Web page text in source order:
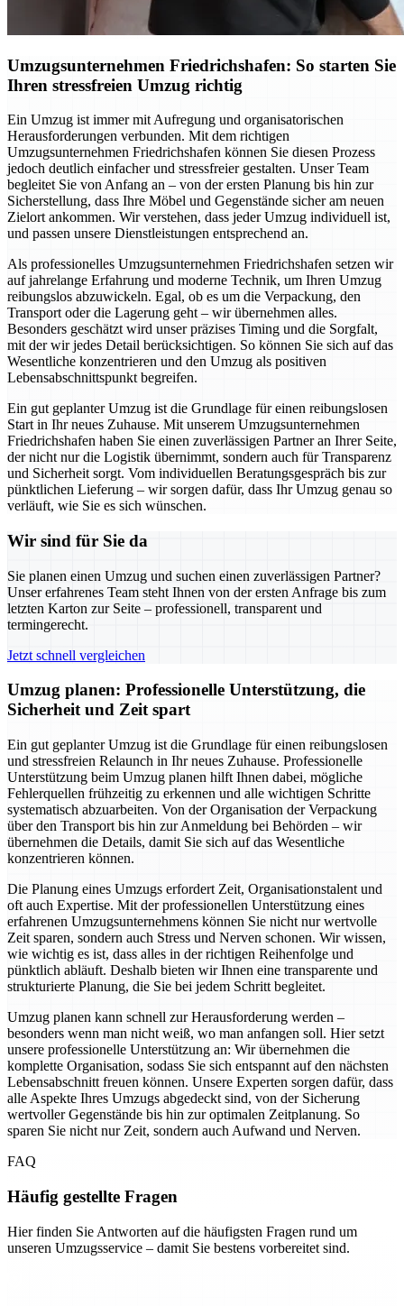
Umzugsunternehmen Friedrichshafen: So starten Sie
Ihren stressfreien Umzug richtig
Ein Umzug ist immer mit Aufregung und organisatorischen
Herausforderungen verbunden. Mit dem richtigen
Umzugsunternehmen Friedrichshafen können Sie diesen Prozess
jedoch deutlich einfacher und stressfreier gestalten. Unser Team
begleitet Sie von Anfang an – von der ersten Planung bis hin zur
Sicherstellung, dass Ihre Möbel und Gegenstände sicher am neuen
Zielort ankommen. Wir verstehen, dass jeder Umzug individuell ist,
und passen unsere Dienstleistungen entsprechend an.
Als professionelles Umzugsunternehmen Friedrichshafen setzen wir
auf jahrelange Erfahrung und moderne Technik, um Ihren Umzug
reibungslos abzuwickeln. Egal, ob es um die Verpackung, den
Transport oder die Lagerung geht – wir übernehmen alles.
Besonders geschätzt wird unser präzises Timing und die Sorgfalt,
mit der wir jedes Detail berücksichtigen. So können Sie sich auf das
Wesentliche konzentrieren und den Umzug als positiven
Lebensabschnittspunkt begreifen.
Ein gut geplanter Umzug ist die Grundlage für einen reibungslosen
Start in Ihr neues Zuhause. Mit unserem Umzugsunternehmen
Friedrichshafen haben Sie einen zuverlässigen Partner an Ihrer Seite,
der nicht nur die Logistik übernimmt, sondern auch für Transparenz
und Sicherheit sorgt. Vom individuellen Beratungsgespräch bis zur
pünktlichen Lieferung – wir sorgen dafür, dass Ihr Umzug genau so
verläuft, wie Sie es sich wünschen.
Wir sind für Sie da
Sie planen einen Umzug und suchen einen zuverlässigen Partner?
Unser erfahrenes Team steht Ihnen von der ersten Anfrage bis zum
letzten Karton zur Seite – professionell, transparent und
termingerecht.
Jetzt schnell vergleichen
Umzug planen: Professionelle Unterstützung, die
Sicherheit und Zeit spart
Ein gut geplanter Umzug ist die Grundlage für einen reibungslosen
und stressfreien Relaunch in Ihr neues Zuhause. Professionelle
Unterstützung beim Umzug planen hilft Ihnen dabei, mögliche
Fehlerquellen frühzeitig zu erkennen und alle wichtigen Schritte
systematisch abzuarbeiten. Von der Organisation der Verpackung
über den Transport bis hin zur Anmeldung bei Behörden – wir
übernehmen die Details, damit Sie sich auf das Wesentliche
konzentrieren können.
Die Planung eines Umzugs erfordert Zeit, Organisationstalent und
oft auch Expertise. Mit der professionellen Unterstützung eines
erfahrenen Umzugsunternehmens können Sie nicht nur wertvolle
Zeit sparen, sondern auch Stress und Nerven schonen. Wir wissen,
wie wichtig es ist, dass alles in der richtigen Reihenfolge und
pünktlich abläuft. Deshalb bieten wir Ihnen eine transparente und
strukturierte Planung, die Sie bei jedem Schritt begleitet.
Umzug planen kann schnell zur Herausforderung werden –
besonders wenn man nicht weiß, wo man anfangen soll. Hier setzt
unsere professionelle Unterstützung an: Wir übernehmen die
komplette Organisation, sodass Sie sich entspannt auf den nächsten
Lebensabschnitt freuen können. Unsere Experten sorgen dafür, dass
alle Aspekte Ihres Umzugs abgedeckt sind, von der Sicherung
wertvoller Gegenstände bis hin zur optimalen Zeitplanung. So
sparen Sie nicht nur Zeit, sondern auch Aufwand und Nerven.
FAQ
Häufig gestellte Fragen
Hier finden Sie Antworten auf die häufigsten Fragen rund um
unseren Umzugsservice – damit Sie bestens vorbereitet sind.